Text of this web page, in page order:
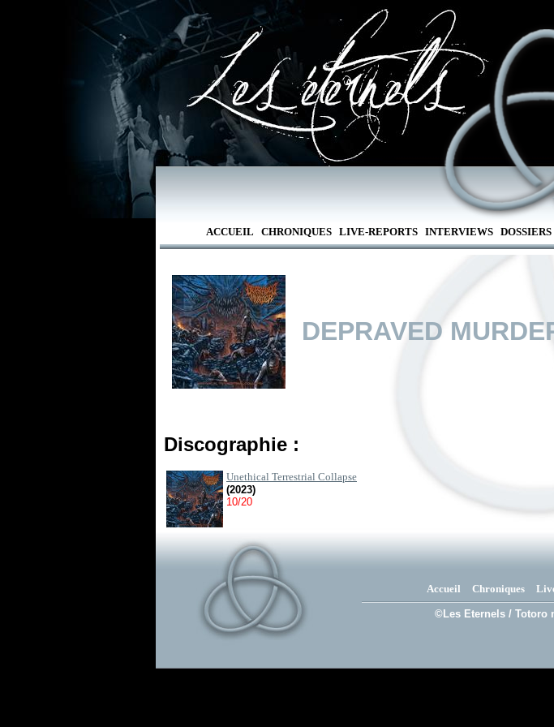
ACCUEIL CHRONIQUES LIVE-REPORTS INTERVIEWS DOSSIERS
DEPRAVED
Discographie :
Unethical Terrestrial Collapse
(2023)
10/20
Accueil Chroniques
©Les Eternels / Totoro